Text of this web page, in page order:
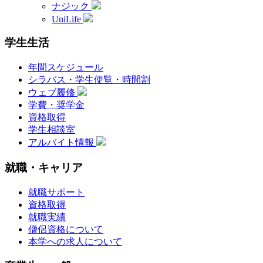
ナジック
UniLife
学生生活
年間スケジュール
シラバス・学生便覧・時間割
ウェブ履修
学費・奨学金
資格取得
学生相談室
アルバイト情報
就職・キャリア
就職サポート
資格取得
就職実績
僧侶資格について
本学への求人について